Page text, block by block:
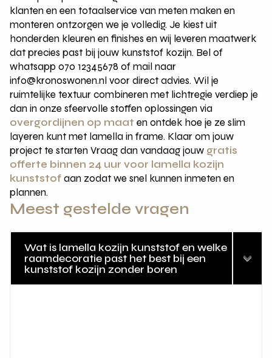
klanten en een totaalservice van meten maken en
monteren ontzorgen we je volledig. Je kiest uit
honderden kleuren en finishes en wij leveren maatwerk
dat precies past bij jouw kunststof kozijn. Bel of
whatsapp 070 12345678 of mail naar
info@kronoswonen.nl voor direct advies. Wil je
ruimtelijke textuur combineren met lichtregie verdiep je
dan in onze sfeervolle stoffen oplossingen via
overgordijnen op maat en ontdek hoe je ze slim
layeren kunt met lamella in frame. Klaar om jouw
project te starten Vraag dan vandaag jouw gratis
offerte binnen 24 uur voor lamella kozijn
kunststofaan zodat we snel kunnen inmeten en
plannen.
Meest gestelde vragen
Wat is lamella kozijn kunststof en welke
raamdecoratie past het best bij een
kunststof kozijn zonder boren